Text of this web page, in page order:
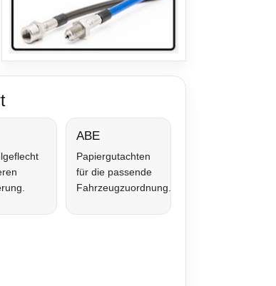
ABE
Papiergutachten
für die passende
Fahrzeugzuordnung.